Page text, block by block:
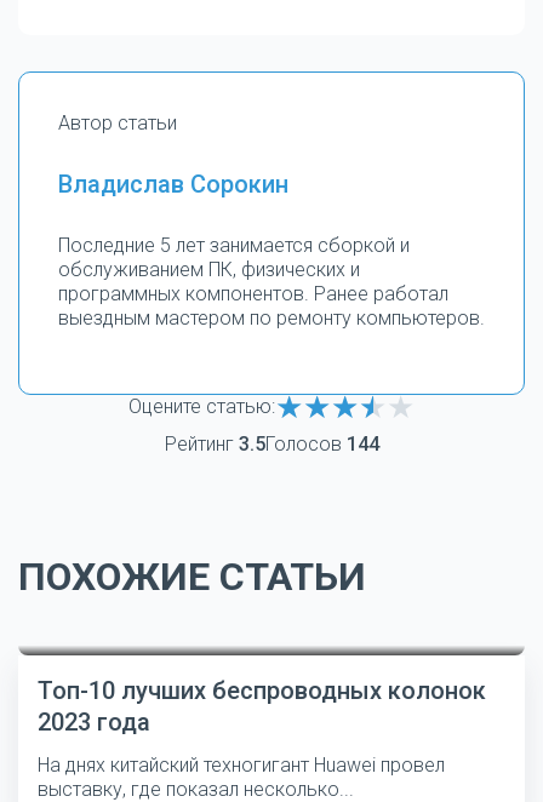
Автор статьи
Владислав Сорокин
Последние 5 лет занимается сборкой и
обслуживанием ПК, физических и
программных компонентов. Ранее работал
выездным мастером по ремонту компьютеров.
Оцените статью:
Рейтинг 3.5Голосов 144
ПОХОЖИЕ СТАТЬИ
Топ-10 лучших беспроводных колонок
2023 года
На днях китайский техногигант Huawei провел
выставку, где показал несколько...